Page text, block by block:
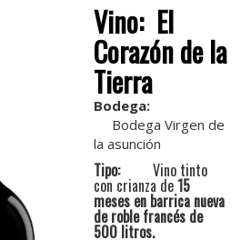
Vino: El
Corazón de la
Tierra
Bodega:
Bodega Virgen de
la asunción
Tipo: Vino tinto
con crianza de15
meses en barrica nueva
de roble francés de
500 litros.